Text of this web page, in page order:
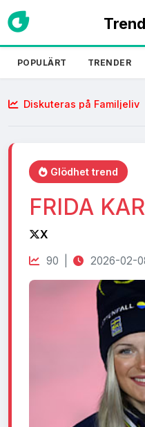
POPULÄRT TRENDER
Diskuteras på Familjeliv
Glödhet trend
FRIDA
X
90 | 2026-02-